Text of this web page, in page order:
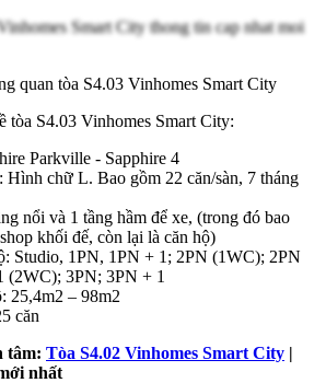
quan tòa S4.03 Vinhomes Smart City
tòa S4.03 Vinhomes Smart City:
Parkville - Sapphire 4
Hình chữ L. Bao gồm 22 căn/sàn, 7 tháng
nổi và 1 tầng hầm để xe, (trong đó bao
khối đế, còn lại là căn hộ)
Studio, 1PN, 1PN + 1; 2PN (1WC); 2PN
(2WC); 3PN; 3PN + 1
25,4m2 – 98m2
căn
tâm: Tòa S4.02 Vinhomes Smart City |
nhất